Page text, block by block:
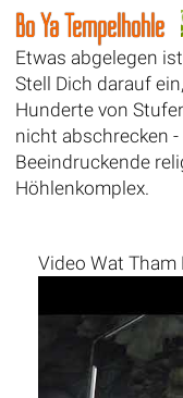
Bo Ya Tempelhöhle
Etwas abgelegen
Stell Dich darauf
Hunderte von
nicht abschrecken
Beeindruckende
Höhlenkomplex.
Video Wat Tham